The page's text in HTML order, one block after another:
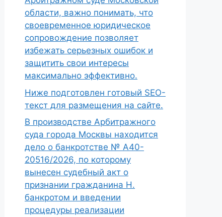
области, важно понимать, что
своевременное юридическое
сопровождение позволяет
избежать серьезных ошибок и
защитить свои интересы
максимально эффективно.
Ниже подготовлен готовый SEO-
текст для размещения на сайте.
В производстве Арбитражного
суда города Москвы находится
дело о банкротстве № А40-
20516/2026, по которому
вынесен судебный акт о
признании гражданина Н.
банкротом и введении
процедуры реализации